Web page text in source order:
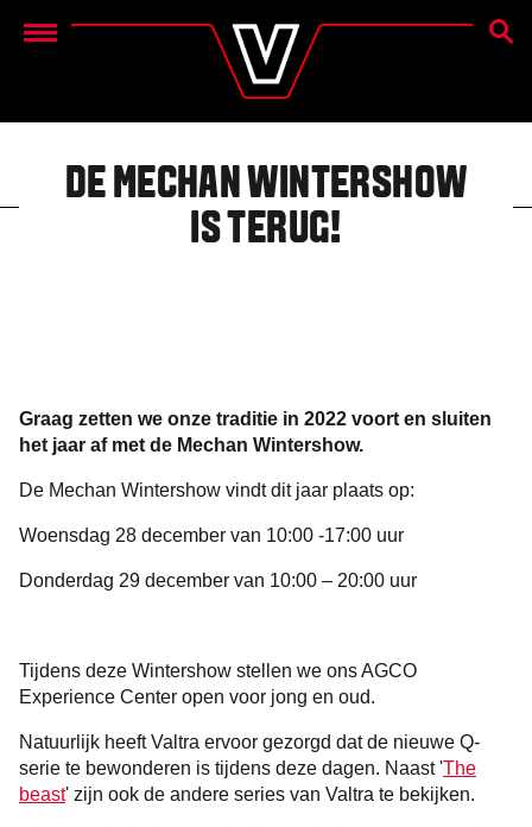
Menu
ZOEK
DE MECHAN WINTERSHOW
IS TERUG!
Graag zetten we onze traditie in 2022 voort en sluiten
het jaar af met de Mechan Wintershow.
De Mechan Wintershow vindt dit jaar plaats op:
Woensdag 28 december van 10:00 -17:00 uur
Donderdag 29 december van 10:00 – 20:00 uur
Tijdens deze Wintershow stellen we ons AGCO
Experience Center open voor jong en oud.
Natuurlijk heeft Valtra ervoor gezorgd dat de nieuwe Q-
serie te bewonderen is tijdens deze dagen. Naast 'The
beast' zijn ook de andere series van Valtra te bekijken.